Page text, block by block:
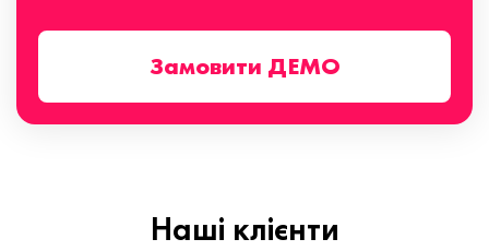
Замовити ДЕМО
Наші клієнти